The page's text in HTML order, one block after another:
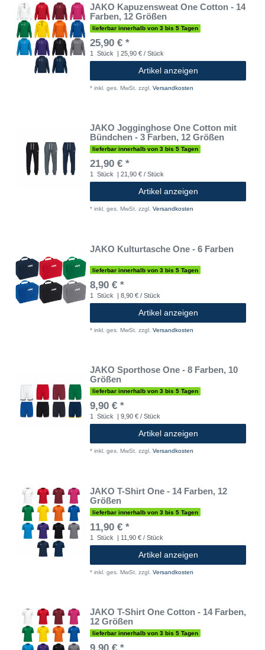
JAKO Kapuzensweat One Cotton - 14
Farben, 12 Größen
lieferbar innerhalb von 3 bis 5 Tagen
25,90 € *
1 Stück | 25,90 € / Stück
Artikel anzeigen
* inkl. ges. MwSt. zzgl. Versandkosten
JAKO Jogginghose One Cotton mit
Bündchen - 3 Farben, 12 Größen
lieferbar innerhalb von 3 bis 5 Tagen
21,90 € *
1 Stück | 21,90 € / Stück
Artikel anzeigen
* inkl. ges. MwSt. zzgl. Versandkosten
JAKO Kulturtasche One - 6 Farben
lieferbar innerhalb von 3 bis 5 Tagen
8,90 € *
1 Stück | 8,90 € / Stück
Artikel anzeigen
* inkl. ges. MwSt. zzgl. Versandkosten
JAKO Sporthose One - 8 Farben, 10
Größen
lieferbar innerhalb von 3 bis 5 Tagen
9,90 € *
1 Stück | 9,90 € / Stück
Artikel anzeigen
* inkl. ges. MwSt. zzgl. Versandkosten
JAKO T-Shirt One - 14 Farben, 12
Größen
lieferbar innerhalb von 3 bis 5 Tagen
11,90 € *
1 Stück | 11,90 € / Stück
Artikel anzeigen
* inkl. ges. MwSt. zzgl. Versandkosten
JAKO T-Shirt One Cotton - 14 Farben,
12 Größen
lieferbar innerhalb von 3 bis 5 Tagen